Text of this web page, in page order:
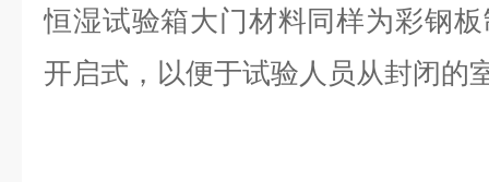
恒湿试验箱大门材料同样为彩钢
开启式，以便于试验人员从封闭的